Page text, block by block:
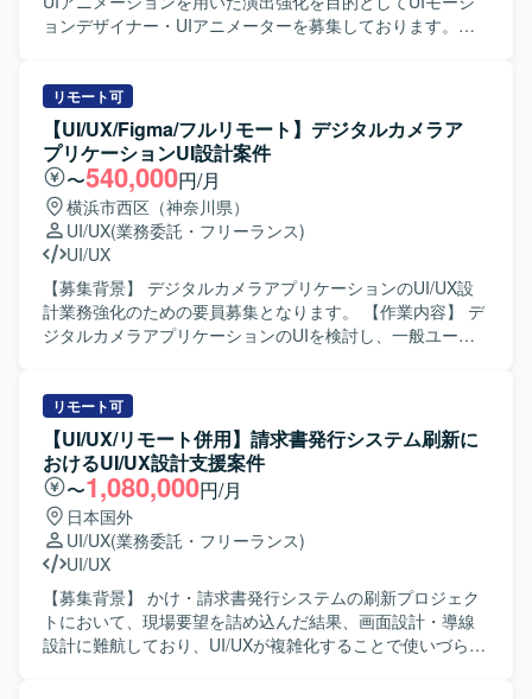
ます。 ・ユーザーインタビューや定量データに基づく仮説
ング、初回体験、継続利用体験の改善に取り組んでいただ
きます。 ・デザインシステムやコンポーネント設計の整備
および運用を行っていただきます。 ・エンジニアと協働
し、実装連携や仕様調整、UIの品質担保を行っていただき
ます。 【求める人物像】 ・チームでの成果創出を重視し、
関係部署と連携しながら制作を進行できる方を想定してお
ります。 ・作って終わりではなく、届けて・試して・改善
するプロセスに喜びを感じられる方を求めております。 ・
ユーザー視点に立ち、成果に対して責任感を持ってクリエ
イティブに取り組める方を歓迎いたします。 ・広告とプロ
ダクトなど領域を横断して価値発揮したい方を想定してお
報から仮説を立て、高速でPDCAを回せる方を歓迎いたしま
す。 ・自ら手を動かし、事業数字に責任を持って取り組め
る方を想定しております。 【ポジションの魅力】 ・AIを活
用したHR領域の新規プロダクトにおいて、0→1フェーズか
ら体験設計をリードできる環境です。 ・事業責任者やプロ
ダクトマネージャー、エンジニア、マーケティングメンバ
ーと密に連携しながら、事業開発・プロダクト開発・マー
ケティングを一体で推進する経験を積むことができます。
・抽象度の高い事業仮説やユーザー課題から、「どのよう
な体験にすべきか」を定義し、検証を重ねながらプロダク
トの勝ち筋をつくっていく経験ができます。 ・Figmaや各
ョンデザイナー・UIアニメーターを募集しております。
はシンプル寄りであるため、アニメーションによって「手
触り」や「コミカルさ・おしゃれさ」を補う方針です。 ・
どこにUIアニメーションを入れるべきかを含め、演出箇
所・タイミング・強弱を体験設計の観点から提案する業務
・UIアニメーションの設計～制作～調整まで一貫した対応
・開発メンバーとすり合わせながら、制作物をスムーズに
実装へつなげるための方式や受け渡し形式の整理 ・モバイ
ルアプリ向けのマイクロインタラクションを中心としたUI
アニメーションデザイン業務 ・ボタンタップ、押下フィー
ドバック、状態変化などのマイクロインタラクション制作
・画面遷移におけるUIトランジション設計 ・ローディング
途、尺、ループ有無、トリガー条件、優先度などを含む演
出一覧の整理 ・Lottie（.json）形式でのアニメーションデ
ータ制作および状態別バリエーション制作 ・用途（画面や
状態）、尺（秒数目安）、ループ有無、トリガー条件など
をまとめた演出仕様メモの作成 ・可能であれば、β版・12
月版などフェーズごとの段階導入を想定した優先度付き演
出リストの作成 【求める人物像】 仕様が固まる前段階で
も、ラフな要件からどのように動かすと良いかを主体的に
提案できる方を求めております。デザイナー、PM、エンジ
ニアと密に連携しながら、最短でアウトプットを形にして
いける方にご活躍いただきたいと考えております。 【ポジ
リモート可
【UI/UX/Figma/フルリモート】デジタルカメラア
プリケーションUI設計案件
〜540,000円/月
横浜市西区（神奈川県）
UI/UX(業務委託・フリーランス)
UI/UX
【募集背景】 デジタルカメラアプリケーションのUI/UX設
計業務強化のための要員募集となります。 【作業内容】 デ
ジタルカメラアプリケーションのUIを検討し、一般ユーザ
成を行い、ユーザビリティを意識したUI/UX設計に携わって
頂きます。 【求める人物像】 UI/UX仕様を自ら検討し、顧
客に対してわかりやすく提案できる方を求めております。
関係者と円滑にコミュニケーションを取りながら業務を推
進できる方にマッチするポジションです。 【ポジションの
魅力】 デジタルカメラ分野におけるアプリケーション
UI/UX設計に携わることで、一般ユーザ向けサービスの使い
勝手向上に直接貢献できる案件です。Figmaなどの最新ツー
ルを活用しながら、UI/UX設計スキルをさらに高めて頂けま
す。 【開発環境】 Figma、GitHub、JIRA、PowerPointを中
心とした環境で作業して頂きます。
リモート可
【UI/UX/リモート併用】請求書発行システム刷新に
おけるUI/UX設計支援案件
〜1,080,000円/月
日本国外
UI/UX(業務委託・フリーランス)
UI/UX
【募集背景】 かけ・請求書発行システムの刷新プロジェク
トにおいて、現場要望を詰め込んだ結果、画面設計・導線
設計に難航しており、UI/UXが複雑化することで使いづらく